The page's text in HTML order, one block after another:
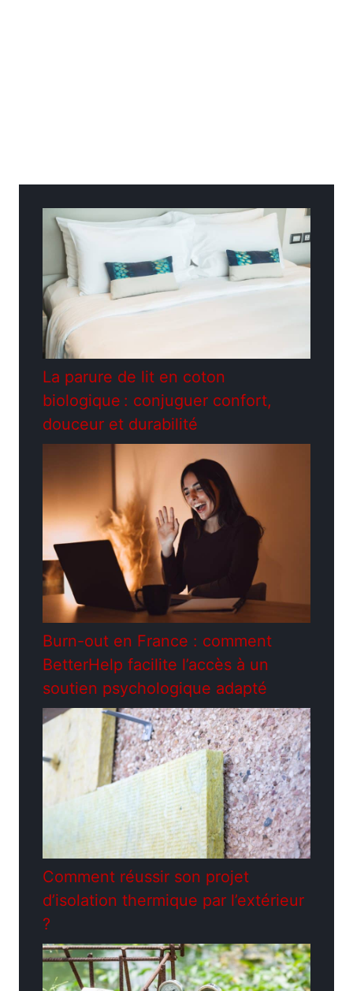
La parure de lit en coton
biologique : conjuguer confort,
douceur et durabilité
Burn-out en France : comment
BetterHelp facilite l’accès à un
soutien psychologique adapté
Comment réussir son projet
d’isolation thermique par l’extérieur
?